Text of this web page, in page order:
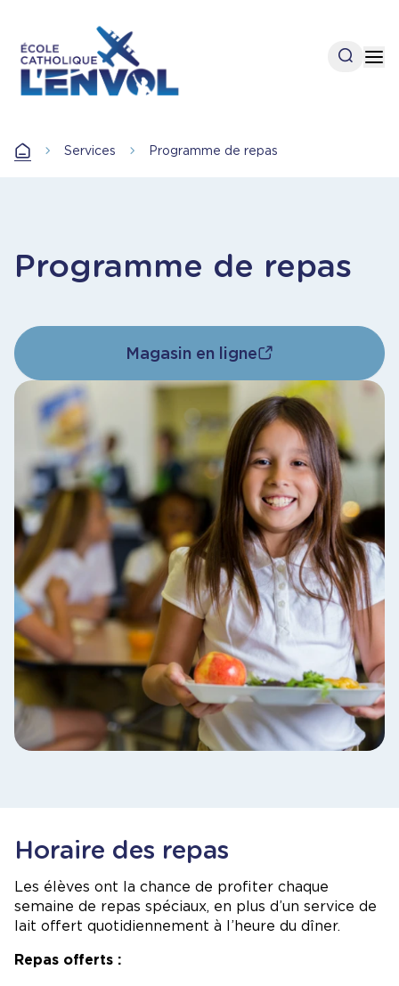
contenu
principal
Open
AccueilServices Programme de repas
Programme de repas
Magasin en ligne
Horaire des repas
Les élèves ont la chance de profiter chaque
semaine de repas spéciaux, en plus d’un service de
lait offert quotidiennement à l’heure du dîner.
Repas offerts :